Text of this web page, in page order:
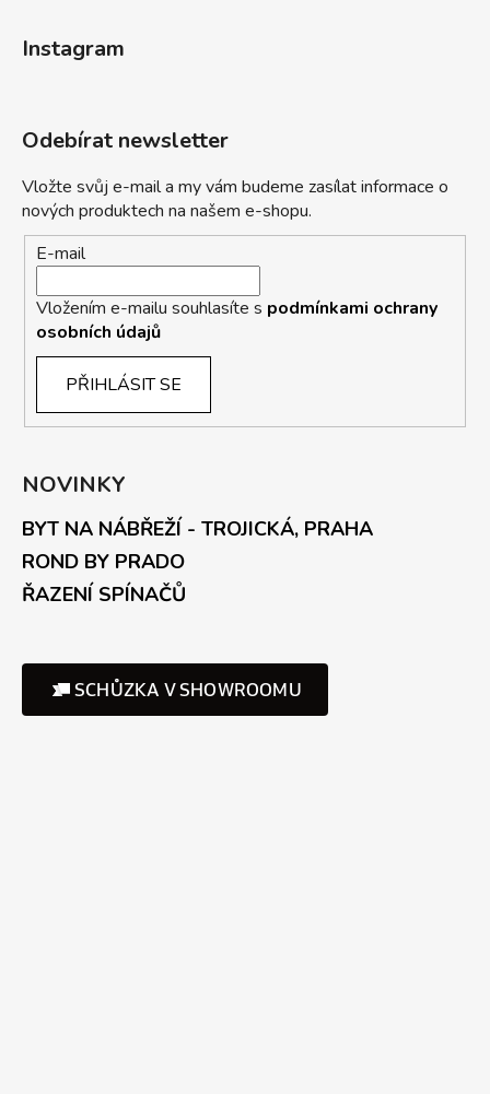
Instagram
Odebírat newsletter
Vložte svůj e-mail a my vám budeme zasílat informace o
nových produktech na našem e-shopu.
E-mail
Vložením e-mailu souhlasíte s podmínkami ochrany
osobních údajů
PŘIHLÁSIT SE
NOVINKY
BYT NA NÁBŘEŽÍ - TROJICKÁ, PRAHA
ROND BY PRADO
ŘAZENÍ SPÍNAČŮ
SCHŮZKA V SHOWROOMU